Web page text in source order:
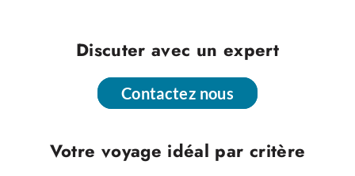
Discuter avec un expert
Contactez nous
Votre voyage idéal par critère